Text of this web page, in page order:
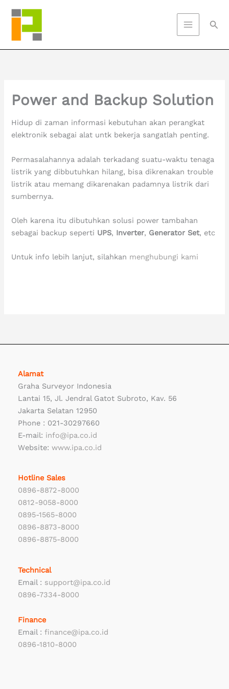
content
Power and Backup Solution
Hidup di zaman informasi kebutuhan akan perangkat
elektronik sebagai alat untk bekerja sangatlah penting.
Permasalahannya adalah terkadang suatu-waktu tenaga
listrik yang dibbutuhkan hilang, bisa dikrenakan trouble
listrik atau memang dikarenakan padamnya listrik dari
sumbernya.
Oleh karena itu dibutuhkan solusi power tambahan
sebagai backup seperti UPS, Inverter, Generator Set, etc
Untuk info lebih lanjut, silahkan menghubungi kami
Alamat
Graha Surveyor Indonesia
Lantai 15, Jl. Jendral Gatot Subroto, Kav. 56
Jakarta Selatan 12950
Phone : 021-30297660
E-mail: info@ipa.co.id
Website: www.ipa.co.id
Hotline Sales
0896-8872-8000
0812-9058-8000
0895-1565-8000
0896-8873-8000
0896-8875-8000
Technical
Email : support@ipa.co.id
0896-7334-8000
Finance
Email : finance@ipa.co.id
0896-1810-8000